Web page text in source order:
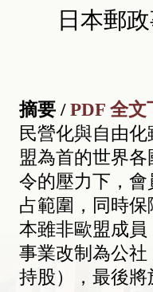
日本郵
摘要 /PDF 全文
民營化與自由
盟為首的世界
令的壓力下，
占範圍，同時
本雖非歐盟成
事業改制為公社
持股），最後將